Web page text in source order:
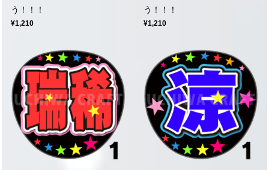
う！！！
¥1,210
う！！！
¥1,210